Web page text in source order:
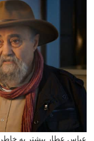
عباس عطار بیشتر به